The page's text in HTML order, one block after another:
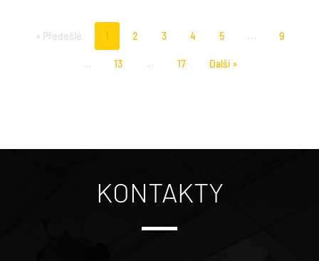
« Předešlé 2 3 4 5 … 9
… 13 … 17 Další »
KONTAKTY